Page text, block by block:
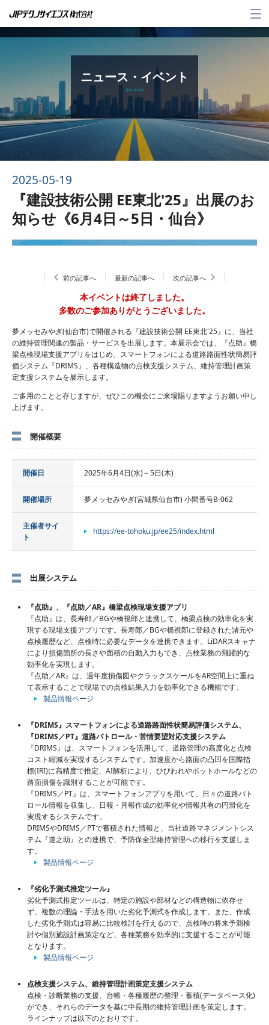
メ
ー
ニュース・イベント
News & Event
2025-05-19
『建設技術公開 EE東北'25』出展のお
知らせ《6月4日～5日・仙台》
前の記事へ 最新の記事へ 次の記事へ
本イベントは終了しました。
多数のご参加ありがとうございました。
夢メッセみやぎ(仙台市)で開催される『建設技術公開 EE東北'25』に、当社
の維持管理関連の製品・サービスを出展します。本展示会では、『点助』橋
梁点検現場支援アプリをはじめ、スマートフォンによる道路路面性状簡易評
価システム『DRIMS』、各種構造物の点検支援システム、維持管理計画策
定支援システムを展示します。
ご多用のことと存じますが、ぜひこの機会にご来場賜りますようお願い申し
上げます。
開催概要
開催日 2025年6月4日(水)～5日(木)
開催場所 夢メッセみやぎ(宮城県仙台市) 小間番号B-062
主催者サイ
ト
https://ee-tohoku.jp/ee25/index.html
出展システム
『点助』、『点助／AR』橋梁点検現場支援アプリ
『点助』は、長寿郎／BGや橋視郎と連携して、橋梁点検の効率化を実
現する現場支援アプリです。長寿郎／BGや橋視郎に登録された諸元や
点検履歴など、点検時に必要なデータを連携できます。LiDARスキャナ
により損傷箇所の長さや面積の自動入力もでき、点検業務の飛躍的な
効率化を実現します。
『点助／AR』は、過年度損傷図やクラックスケールをAR空間上に重ね
て表示することで現場での点検結果入力を効率化できる機能です。
製品情報ページ
『DRIMS』スマートフォンによる道路路面性状簡易評価システム、
『DRIMS／PT』道路パトロール・苦情要望対応支援システム
『DRIMS』は、スマートフォンを活用して、道路管理の高度化と点検
コスト縮減を実現するシステムです。加速度から路面の凸凹を国際指
標(IRI)に高精度で推定、AI解析により、ひびわれやポットホールなどの
路面損傷を識別することが可能です。
『DRIMS／PT』は、スマートフォンアプリを用いて、日々の道路パト
ロール情報を収集し、日報・月報作成の効率化や情報共有の円滑化を
実現するシステムです。
DRIMSやDRIMS／PTで蓄積された情報と、当社道路マネジメントシス
テム『道之助』との連携で、予防保全型維持管理への移行を支援しま
す。
製品情報ページ
『劣化予測式推定ツール』
劣化予測式推定ツールは、特定の施設や部材などの構造物に依存せ
ず、複数の理論・手法を用いた劣化予測式を作成します。また、作成
した劣化予測式は容易に比較検討を行えるので、点検時の将来予測検
討や個別施設計画策定など、各種業務を効率的に支援することが可能
となります。
製品情報ページ
点検支援システム、維持管理計画策定支援システム
点検・診断業務の支援、台帳・各種履歴の整理・蓄積(データベース化)
ができ、それらのデータを基に中長期の維持管理計画を策定します。
ラインナップは以下のとおりです。